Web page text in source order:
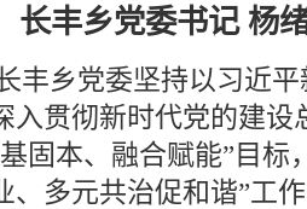
长丰乡党委书记 杨
丰乡党委坚持以习近
入贯彻新时代党的建设
固本、融合赋能”目标
、多元共治促和谐”工